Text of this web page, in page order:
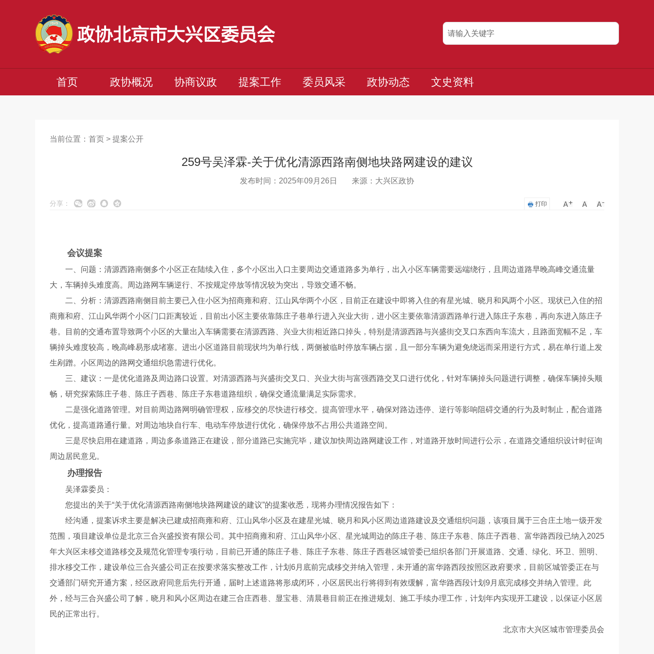
首页 政协概况 协商议政 提案工作 委员风采 政协动态 文史资料
当前位置： 首页 > 提案公开
259号吴泽霖-关于优化清源西路南侧地块路网建设的建议
发布时间：2025年09月26日 来源：大兴区政协
分享： 打印
会议提案
一、问题：清源西路南侧多个小区正在陆续入住，多个小区出入口主要周边交通道路多为单行，出入小区车辆需要远端绕行，且周边道路早晚高峰交通流量
大，车辆掉头难度高。周边路网车辆逆行、不按规定停放等情况较为突出，导致交通不畅。
二、分析：清源西路南侧目前主要已入住小区为招商雍和府、江山风华两个小区，目前正在建设中即将入住的有星光城、晓月和风两个小区。现状已入住的招
商雍和府、江山风华两个小区门口距离较近，目前出小区主要依靠陈庄子巷单行进入兴业大街，进小区主要依靠清源西路单行进入陈庄子东巷，再向东进入陈庄子
巷。目前的交通布置导致两个小区的大量出入车辆需要在清源西路、兴业大街相近路口掉头，特别是清源西路与兴盛街交叉口东西向车流大，且路面宽幅不足，车
辆掉头难度较高，晚高峰易形成堵塞。进出小区道路目前现状均为单行线，两侧被临时停放车辆占据，且一部分车辆为避免绕远而采用逆行方式，易在单行道上发
生剐蹭。小区周边的路网交通组织急需进行优化。
三、建议：一是优化道路及周边路口设置。对清源西路与兴盛街交叉口、兴业大街与富强西路交叉口进行优化，针对车辆掉头问题进行调整，确保车辆掉头顺
畅，研究探索陈庄子巷、陈庄子西巷、陈庄子东巷道路组织，确保交通流量满足实际需求。
二是强化道路管理。对目前周边路网明确管理权，应移交的尽快进行移交。提高管理水平，确保对路边违停、逆行等影响阻碍交通的行为及时制止，配合道路
优化，提高道路通行量。对周边地块自行车、电动车停放进行优化，确保停放不占用公共道路空间。
三是尽快启用在建道路，周边多条道路正在建设，部分道路已实施完毕，建议加快周边路网建设工作，对道路开放时间进行公示，在道路交通组织设计时征询
周边居民意见。
办理报告
吴泽霖委员：
您提出的关于“关于优化清源西路南侧地块路网建设的建议”的提案收悉，现将办理情况报告如下：
经沟通，提案诉求主要是解决已建成招商雍和府、江山风华小区及在建星光城、晓月和风小区周边道路建设及交通组织问题，该项目属于三合庄土地一级开发
范围，项目建设单位是北京三合兴盛投资有限公司。其中招商雍和府、江山风华小区、星光城周边的陈庄子巷、陈庄子东巷、陈庄子西巷、富华路西段已纳入2025
年大兴区未移交道路移交及规范化管理专项行动，目前已开通的陈庄子巷、陈庄子东巷、陈庄子西巷区城管委已组织各部门开展道路、交通、绿化、环卫、照明、
排水移交工作，建设单位三合兴盛公司正在按要求落实整改工作，计划6月底前完成移交并纳入管理，未开通的富华路西段按照区政府要求，目前区城管委正在与
交通部门研究开通方案，经区政府同意后先行开通，届时上述道路将形成闭环，小区居民出行将得到有效缓解，富华路西段计划9月底完成移交并纳入管理。此
外，经与三合兴盛公司了解，晓月和风小区周边在建三合庄西巷、显宝巷、清晨巷目前正在推进规划、施工手续办理工作，计划年内实现开工建设，以保证小区居
民的正常出行。
北京市大兴区城市管理委员会